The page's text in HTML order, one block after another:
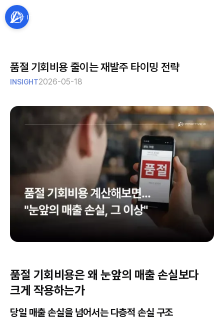
품절 기회비용 줄이는 재발주 타이밍 전략
INSIGHT2026-05-18
품절 기회비용은 왜 눈앞의 매출 손실보다
크게 작용하는가
당일 매출 손실을 넘어서는 다층적 손실 구조